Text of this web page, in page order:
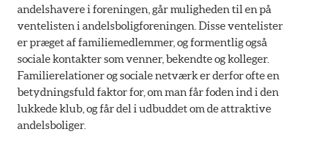
andelshavere i foreningen, går muligheden til en på
ventelisten i andelsboligforeningen. Disse ventelister
er præget af familiemedlemmer, og formentlig også
sociale kontakter som venner, bekendte og kolleger.
Familierelationer og sociale netværk er derfor ofte en
betydningsfuld faktor for, om man får foden ind i den
lukkede klub, og får del i udbuddet om de attraktive
andelsboliger.